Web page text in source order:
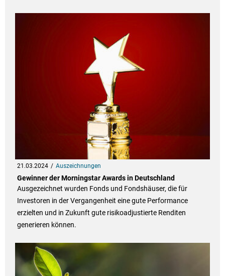
21.03.2024 Auszeichnungen
Gewinner der Morningstar Awards in Deutschland
Ausgezeichnet wurden Fonds und Fondshäuser, die für
Investoren in der Vergangenheit eine gute Performance
erzielten und in Zukunft gute risikoadjustierte Renditen
generieren können.